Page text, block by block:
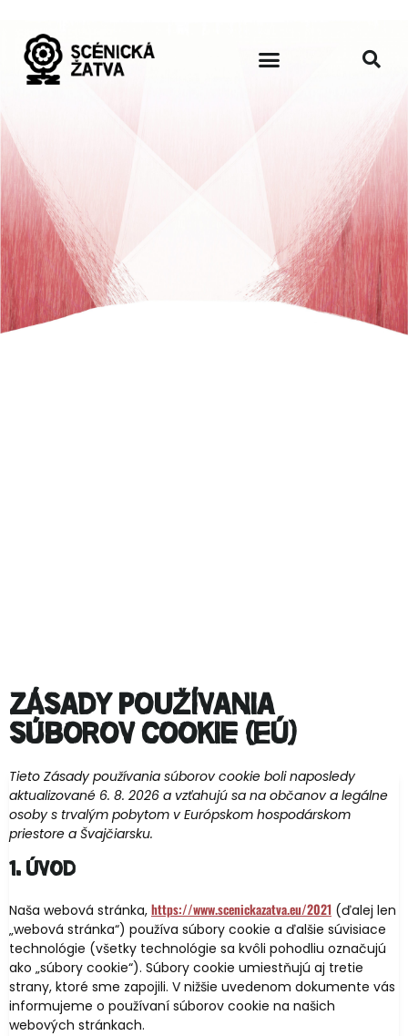
Zásady používania
súborov cookie (EÚ)
Tieto Zásady používania súborov cookie boli naposledy
aktualizované 6. 8. 2026 a vzťahujú sa na občanov a legálne
osoby s trvalým pobytom v Európskom hospodárskom
priestore a Švajčiarsku.
1. Úvod
Naša webová stránka, https://www.scenickazatva.eu/2021 (ďalej len
„webová stránka“) používa súbory cookie a ďalšie súvisiace
technológie (všetky technológie sa kvôli pohodliu označujú
ako „súbory cookie“). Súbory cookie umiestňujú aj tretie
strany, ktoré sme zapojili. V nižšie uvedenom dokumente vás
informujeme o používaní súborov cookie na našich
webových stránkach.